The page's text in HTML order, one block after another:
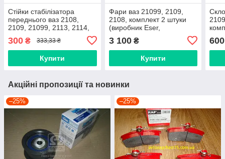
Стійки стабілізатора
переднього ваз 2108,
2109, 21099, 2113, 2114,
штуки (Gumex, Польща)
300 ₴ 333,33 ₴
Купити
Фари ваз 21099, 2109,
2108, комплект 2 штуки
(виробник Eser,
3 100₴
Купити
600
Акційні пропозиції та новинки
–25% –25%